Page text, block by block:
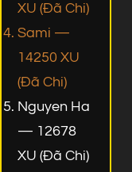
XU (Đã Chi)
Sami —
14250 XU
(Đã Chi)
Nguyen Ha
— 12678
XU (Đã Chi)